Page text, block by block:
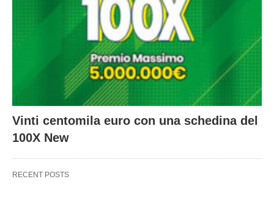
Vinti centomila euro con una schedina del
100X New
RECENT POSTS